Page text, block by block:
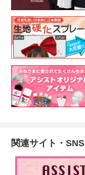
関連サイト・SNS